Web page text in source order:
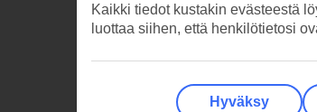
Kaikki tiedot kustakin evästeestä
luottaa siihen, että henkilötietosi
Hyväksy